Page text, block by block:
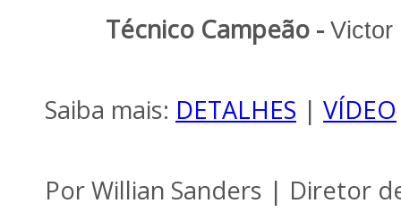
Técnico Campeão - Victor
Saiba mais: DETALHES | VÍDEO
Por Willian Sanders | Diretor